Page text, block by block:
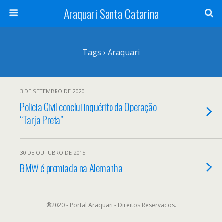
Araquari Santa Catarina
Tags › Araquari
3 DE SETEMBRO DE 2020
Policia Civil conclui inquérito da Operação
“Tarja Preta”
30 DE OUTUBRO DE 2015
BMW é premiada na Alemanha
®2020 - Portal Araquari - Direitos Reservados.